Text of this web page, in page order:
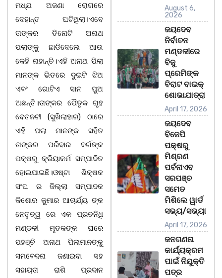
ମଧ୍ଯ ଅଜଣା ରୋଗରେ
ଦେହାନ୍ତ ଘଟିଥିଲା।ଏବେ
ତାଙ୍କର ତିନୋଟି ଅନାଥ
ପଲାଙ୍କୁ ଛାଡିଦେଲେ ଆଉ
କେହି ନାହାନ୍ତି।ଏହି ଅନାଥ ପିଲା
ମାନଙ୍କ ଭିତରେ ଦୁଇଟି ଝିଅ
ଏବଂ ଗୋଟିଏ ସାନ ପୁଅ
ଅଛନ୍ତି।ତାଙ୍କର ପୈତୃକ ଗୃହ
ବେତନଟୀ (ସୁଖିଲାହାର) ଠାରେ
ଏହି ପଲା ମାନଙ୍କ ସହିତ
ତାଙ୍କର ପରିବାର ବର୍ଗଙ୍କ
ପକ୍ଷରୁ କ୍ରିୟାକର୍ମ ସମ୍ପାଦିତ
ହୋଇଯାଇଛି।ଓଷ୍ଟା ଶିକ୍ଷକ
ସଂଘ ର ଜିଲ୍ଲା ସମ୍ପାଦକ
କିଶୋର କୁମାର ଆଚାର୍ଯ୍ୟ ଙ୍କ
ନେତୃତ୍ୱ ରେ ଏକ ପ୍ରତନିଧି
ମଣ୍ଡଳୀ ମୃତକଙ୍କ ଘରେ
ପହଞ୍ଚି ଅନାଥ ପିଲାମାନଙ୍କୁ
ସମବେଦନା ଜଣାଇବା ସହ
ସହାୟତା ରାଶି ପ୍ରଦାନ
August 6,
2026
ଜୟଦେବ
ନିର୍ବାଚନ
ମଣ୍ଡଳୀରେ
ବିଜୁ
ପ୍ରେମିଙ୍କ
ବିରାଟ ବାଇକ୍
ଶୋଭାଯାତ୍ରା
April 17, 2026
ଜୟଦେବ
ବିଜେପି
ପକ୍ଷରୁ
ମିଶ୍ରଣ
ପର୍ବନାଏବ
ସରପଞ୍ଚ
ସମେତ
ମିଶିଲେ ୱାର୍ଡ
ସଭ୍ୟ/ସଭ୍ୟା
April 17, 2026
ଜନଗଣନା
କାର୍ଯ୍ୟକ୍ରମ
ପାଇଁ ନିଯୁକ୍ତି
ପତ୍ର